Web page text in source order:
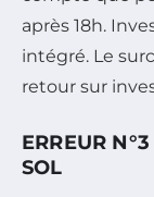
après 18h.
intégré. Le
retour sur
ERREUR
SOL